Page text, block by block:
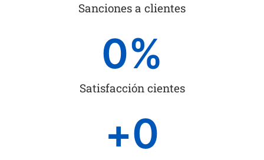
Sanciones a clientes
Satisfacción cientes
0%
+0